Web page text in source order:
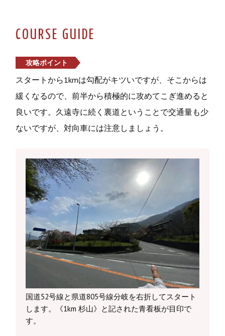
COURSE GUIDE
攻略ポイント
スタートから1kmは勾配がキツいですが、そこからは
緩くなるので、前半から積極的に攻めてこぎ進めると
良いです。久遠寺に続く裏道ということで交通量も少
ないですが、対向車には注意しましょう。
国道52号線と県道805号線分岐を右折してスタート
します。《1km 杉山》と記された青看板が目印で
す。